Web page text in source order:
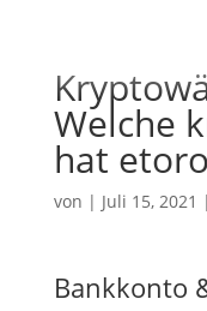
Welche
hat
von | Juli 15, 2021
Bankkonto